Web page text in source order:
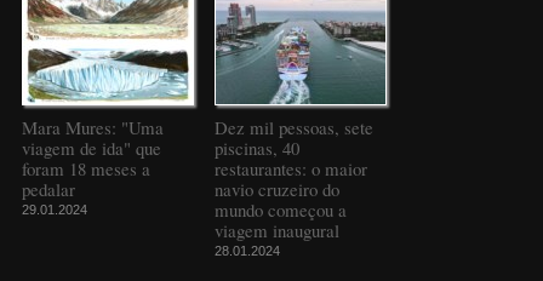
Mara Mures: "Uma
viagem de ida" que
foram 18 meses a
pedalar
29.01.2024
Dez mil pessoas, sete
piscinas, 40
restaurantes: o maior
navio cruzeiro do
mundo começou a
viagem inaugural
28.01.2024